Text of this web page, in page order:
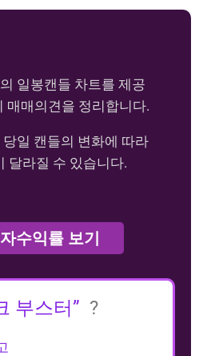
일봉캔들 차트를 제공
매매의견을 정리합니다.
일 캔들의 변화에 따라
달라질 수 있습니다.
수익률 보기
부스터” ?